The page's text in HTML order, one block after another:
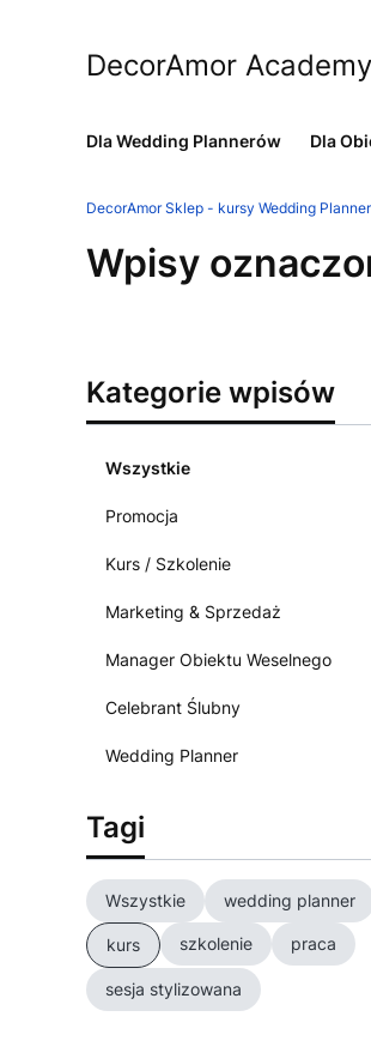
DecorAmor
Dla Wedding Plannerów Dla
DecorAmor Sklep - kursy Wedding Planner
Wpisy
Kategorie wpisów
Wszystkie
Promocja
Kurs / Szkolenie
Marketing & Sprzedaż
Manager Obiektu Weselnego
Celebrant Ślubny
Wedding Planner
Tagi
Wszystkie wedding planner
kurs szkolenie praca
sesja stylizowana